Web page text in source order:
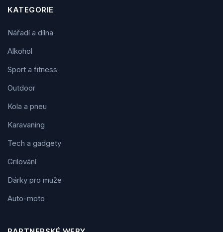
KATEGORIE
Nářadí a dílna
Alkohol
Sport a fitness
Outdoor
Kola a pneu
Karavaning
Tech a gadgety
Grilování
Dárky pro muže
Auto-moto